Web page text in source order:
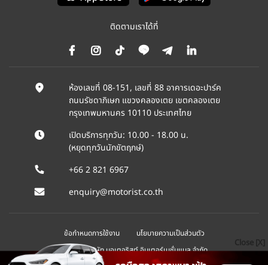
Close [X]
ติดตามเราได้ที่
ห้องเลขที่ 08-151, เลขที่ 88 อาคารเดอะปาร์ค
ถนนรัชดาภิเษก แขวงคลองเตย เขตคลองเตย
กรุงเทพมหานคร 10110 ประเทศไทย
เปิดบริการทุกวัน: 10.00 - 18.00 น.
(หยุดทุกวันนักขัตฤกษ์)
+66 2 821 6967
enquiry@motorist.co.th
ข้อกำหนดการใช้งาน
นโยบายความเป็นส่วนตัว
© 2026 บริษัท มอเตอริสต์ อินเตอร์เนชั่นแนล จำกัด